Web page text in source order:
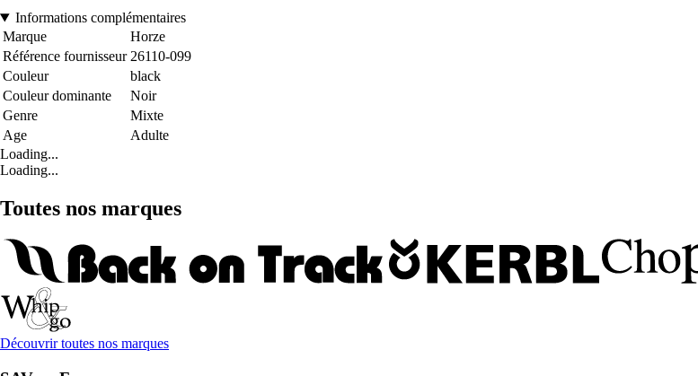
Informations complémentaires
Marque
Horze
Référence fournisseur 26110-099
Couleur
black
Couleur dominante
Noir
Genre
Mixte
Age
Adulte
Loading...
Loading...
Toutes nos marques
Découvrir toutes nos marques